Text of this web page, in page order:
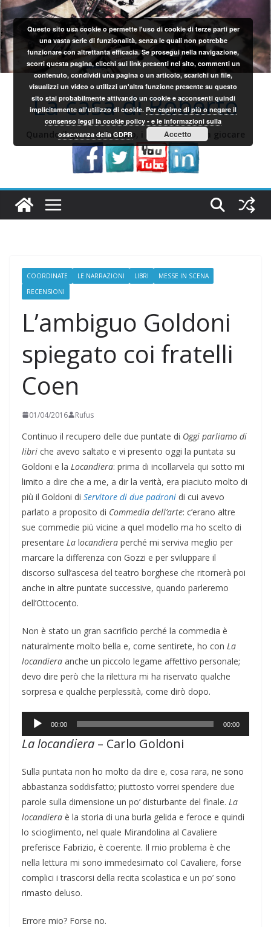
Salta
al
contenuto
La casa di Roberto
Quando il gioco si fa duro, i sardi iniziano a giocare
COORDINATE LE NARRAZIONI LIBRI
MESSE IN SCENA
RECENSIONI
L’ambiguo Goldoni
spiegato coi fratelli
Coen
01/04/2016 Rufus
Continuo il recupero delle due puntate di Oggi parliamo di
libri che avevo saltato e vi presento oggi la puntata su
Goldoni e la Locandiera: prima di incollarvela qui sotto mi
limito a dire che a me, a dir la verità, era piaciuto molto di
più il Goldoni di Servitore di due padroni di cui avevo
parlato a proposito di Commedia dell’arte: c’erano altre
sue commedie più vicine a quel modello ma ho scelto di
presentare La locandiera perché mi serviva meglio per
marcare la differenza con Gozzi e per sviluppare il
discorso sull’ascesa del teatro borghese che ritornerà poi
anche in altre puntate successive, quando parleremo
dell’Ottocento.
Non è stato un gran sacrificio perché la commedia è
naturalmente molto bella e, come sentirete, ho con La
locandiera anche un piccolo legame affettivo personale;
devo dire però che la rilettura mi ha riservato qualche
sorpresa e qualche perplessità, come dirò dopo.
Audio
Player
00:00 00:00
La locandiera – Carlo Goldoni
Sulla puntata non ho molto da dire e, cosa rara, ne sono
abbastanza soddisfatto; piuttosto vorrei spendere due
parole sulla dimensione un po’ disturbante del finale. La
locandiera è la storia di una burla gelida e feroce e quindi
lo scioglimento, nel quale Mirandolina al Cavaliere
preferisce Fabrizio, è coerente. Il mio problema è che
nella lettura mi sono immedesimato col Cavaliere, forse
complici i trascorsi della recita scolastica e un po’ sono
rimasto deluso.
Errore mio? Forse no.
Questo sito usa cookie o permette l'uso di cookie di terze parti per
una vasta serie di funzionalità, senza le quali non potrebbe
funzionare con altrettanta efficacia. Se prosegui nella navigazione,
scorri questa pagina, clicchi sui link presenti nel sito, commenti un
contenuto, condividi una pagina o un articolo, scarichi un file,
visualizzi un video o utilizzi un'altra funzione presente su questo
sito stai probabilmente attivando un cookie e acconsenti quindi
implicitamente all'utilizzo di cookie.Per capirne di più o negare il
consenso leggi la cookie policy - e le informazioni sulla
osservanza della GDPR
Accetto